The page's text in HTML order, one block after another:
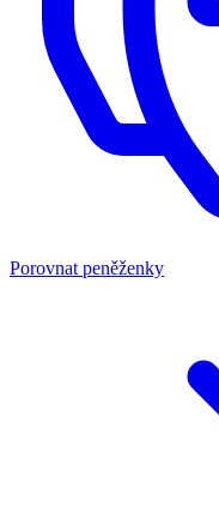
Porovnat peněženky